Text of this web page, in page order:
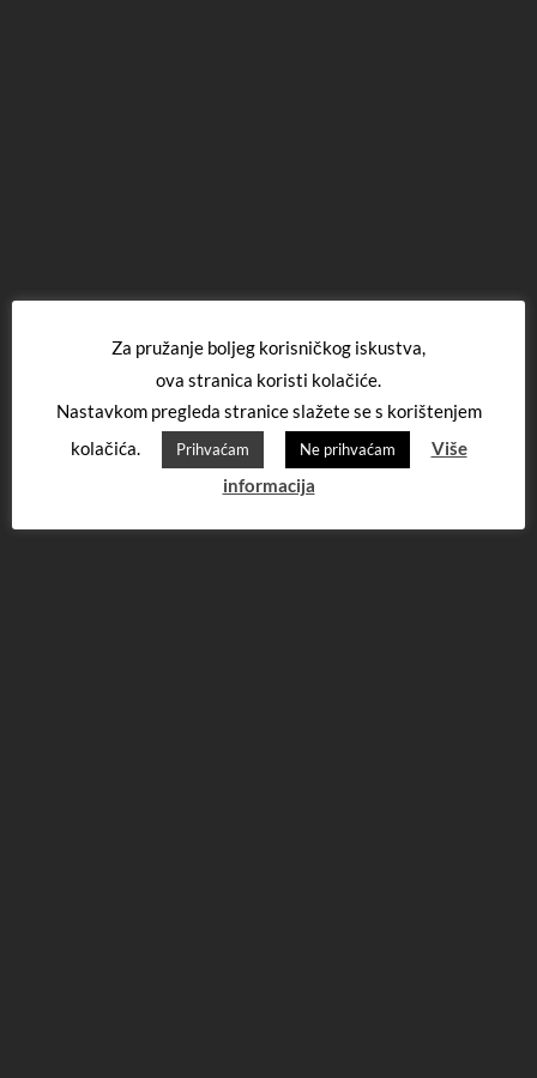
Za pružanje boljeg korisničkog iskustva,
ova stranica koristi kolačiće.
Nastavkom pregleda stranice slažete se s korištenjem
kolačića.
Prihvaćam Ne prihvaćam
Više
informacija